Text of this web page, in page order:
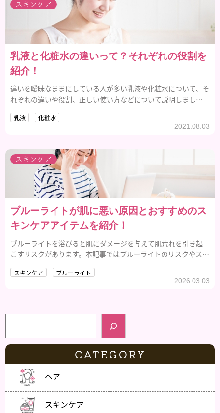
スキンケア
乳液と化粧水の違いって？それぞれの役割を
紹介！
違いを曖昧なままにしている人が多い乳液や化粧水について、そ
れぞれの違いや役割、正しい使い方などについて説明しましょ
乳液 化粧水
2021.08.03
スキンケア
ブルーライトが肌に悪い原因とおすすめのス
キンケアアイテムを紹介！
ブルーライトを浴びると肌にダメージを与えて肌荒れを引き起
こすリスクがあります。本記事ではブルーライトのリスクやスキ
スキンケア ブルーライト
2026.03.03
検索
CATEGORY
ヘア
スキンケア